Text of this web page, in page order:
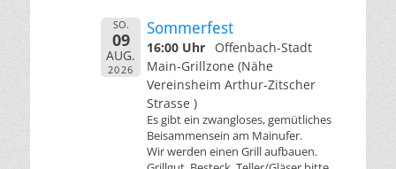
SO.
09
AUG.
2026
Sommerfest
16:00 Uhr
Offenbach-Stadt
Main-Grillzone (Nähe
Vereinsheim Arthur-Zitscher
Strasse )
Es gibt ein zwangloses, gemütliches
Beisammensein am Mainufer.
Wir werden einen Grill aufbauen.